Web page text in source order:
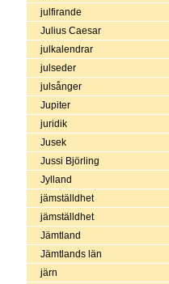
julfirande
Julius Caesar
julkalendrar
julseder
julsånger
Jupiter
juridik
Jusek
Jussi Björling
Jylland
jämställdhet
jämställdhet
Jämtland
Jämtlands län
järn